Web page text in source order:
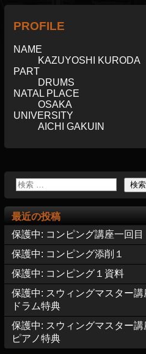
PROFILE
NAME
KAZUYOSHI KURODA
PART
DRUMS
NATAL PLACE
OSAKA
UNIVERSITY
AICHI GAKUIN
最近の投稿
保護中: コンピング講座一回目
保護中: コンピング添削１
保護中: コンピング１資料
保護中: スウィングマスター
ドラム特典
保護中: スウィングマスター
ピアノ特典